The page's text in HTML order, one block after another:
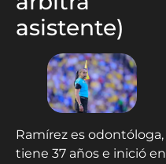
asistente)
Ramírez es odontóloga,
tiene 37 años e inició en